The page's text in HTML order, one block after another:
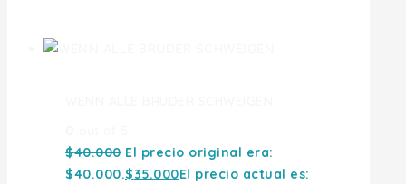
$40.000 El precio original era:
$40.000.$35.000El precio actual es: